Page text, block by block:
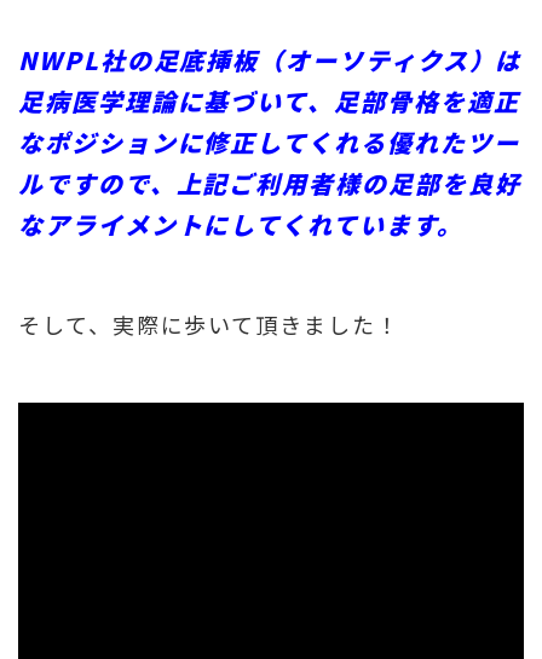
NWPL社の足底挿板（オーソティクス）は
足病医学理論に基づいて、足部骨格を適正
なポジションに修正してくれる優れたツー
ルですので、上記ご利用者様の足部を良好
なアライメントにしてくれています。
そして、実際に歩いて頂きました！